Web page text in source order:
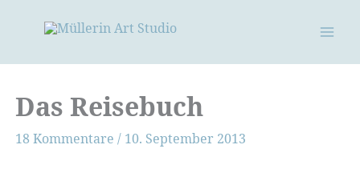
Das Reisebuch
18 Kommentare / 10. September 2013